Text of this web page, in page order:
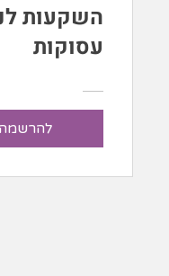
השקעות
עסוקות
להרשמה